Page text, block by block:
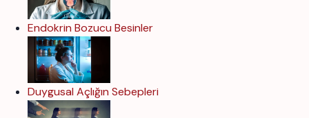
Endokrin Bozucu Besinler
Duygusal Açlığın Sebepleri